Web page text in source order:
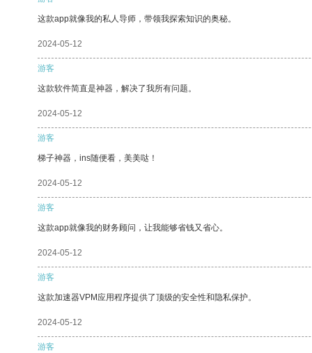
这款app就像我的私人导师，带领我探索知识的奥秘。
2024-05-12
游客
这款软件简直是神器，解决了我所有问题。
2024-05-12
游客
梯子神器，ins随便看，美美哒！
2024-05-12
游客
这款app就像我的财务顾问，让我能够省钱又省心。
2024-05-12
游客
这款加速器VPM应用程序提供了顶级的安全性和隐私保护。
2024-05-12
游客